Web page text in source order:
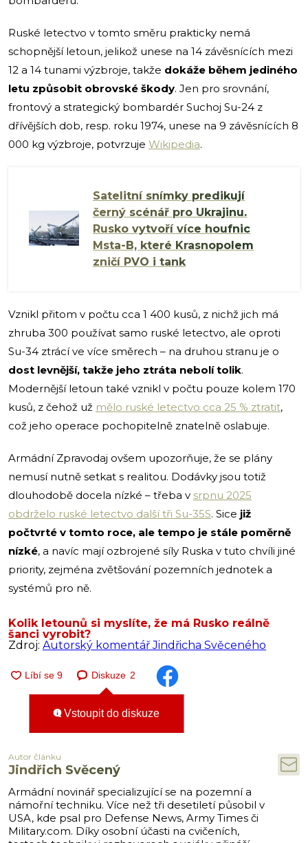
Ruské letectvo v tomto směru prakticky nemá
schopnější letoun, jelikož unese na 14 závěsnících mezi
12 a 14 tunami výzbroje, takže dokáže během jediného
letu způsobit obrovské škody. Jen pro srovnání,
frontový a strategický bombardér Suchoj Su-24 z
dřívějších dob, resp. roku 1974, unese na 9 závěsnících 8
000 kg výzbroje, potvrzuje Wikipedia.
Satelitní snímky predikují
černý scénář pro Ukrajinu.
Rusko vytvoří více houfnic
Msta-B, které Krasnopolem
zničí PVO i tank
Vznikl přitom v počtu cca 1 400 kusů, z nichž jich má
zhruba 300 používat samo ruské letectvo, ale oproti
Su-34 ztrácí ve více směrech – na druhou stranu je o
dost levnější, takže jeho ztráta nebolí tolik.
Modernější letoun také vznikl v počtu pouze kolem 170
kusů, z čehož už mělo ruské letectvo cca 25 % ztratit,
což jeho operace pochopitelně znatelně oslabuje.
Armádní Zpravodaj ovšem upozorňuje, že se plány
nemusí nutně setkat s realitou. Dodávky jsou totiž
dlouhodobě docela nízké – třeba v srpnu 2025
obdrželo ruské letectvo další tři Su-35S. Sice již
počtvrté v tomto roce, ale tempo je stále poměrně
nízké, a navíc mají ozbrojené síly Ruska v tuto chvíli jiné
priority, zejména zvětšování pozemních jednotek a
systémů pro ně.
Kolik letounů si myslíte, že má Rusko reálně
šanci vyrobit?
Zdroj: Autorský komentář Jindřicha Svěceného
Diskuze 2
Vstoupit do diskuze
Autor článku
Jindřich Svěcený
Armádní novinář specializující se na pozemní a
námořní techniku. Více než tři desetiletí působil v
USA, kde psal pro Defense News, Army Times či
Military.com. Díky osobní účasti na cvičeních,